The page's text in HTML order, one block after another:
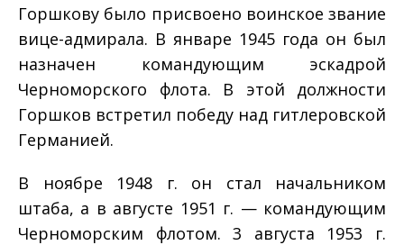
Горшкову было присвоено воинское звание
вице-адмирала. В январе 1945 года он был
назначен командующим эскадрой
Черноморского флота. В этой должности
Горшков встретил победу над гитлеровской
Германией.
В ноябре 1948 г. он стал начальником
штаба, а в августе 1951 г. — командующим
Черноморским флотом. 3 августа 1953 г.